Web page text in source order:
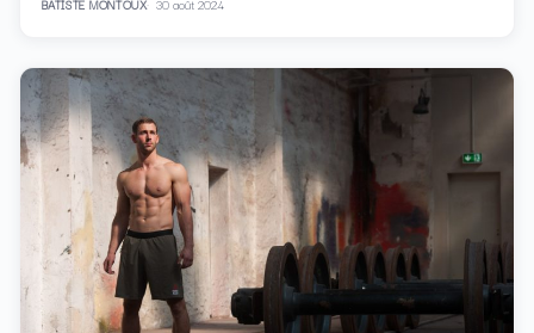
BATISTE MONTOUX 30 août 2024